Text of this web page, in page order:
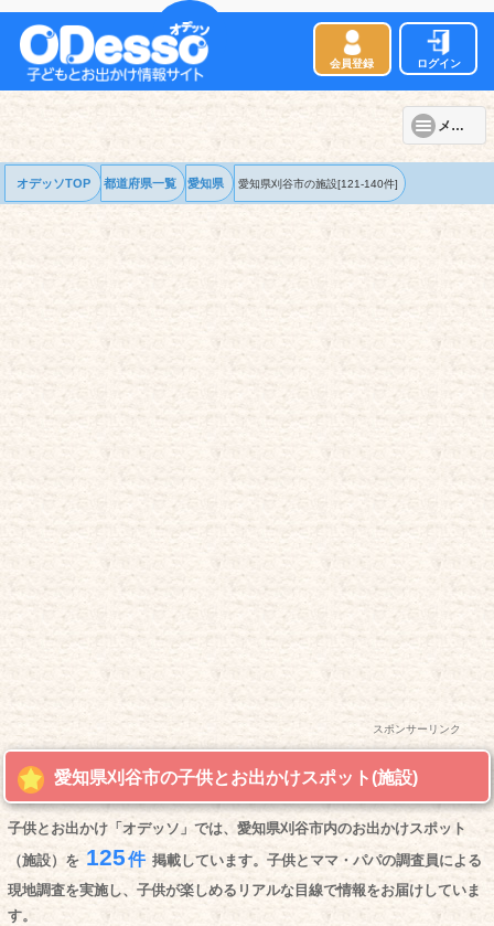
会員登録 ログイン
メニュー
オデッソTOP 都道府県一覧 愛知県 愛知県刈谷市の施設[121-140件]
スポンサーリンク
愛知県刈谷市の子供とお出かけスポット(施設)
子供とお出かけ「オデッソ」では、愛知県刈谷市内のお出かけスポット
（施設）を 125件 掲載しています。子供とママ・パパの調査員による
現地調査を実施し、子供が楽しめるリアルな目線で情報をお届けしていま
す。